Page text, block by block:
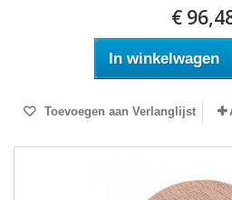
€
In winkelwagen
Toevoegen aan Verlanglijst